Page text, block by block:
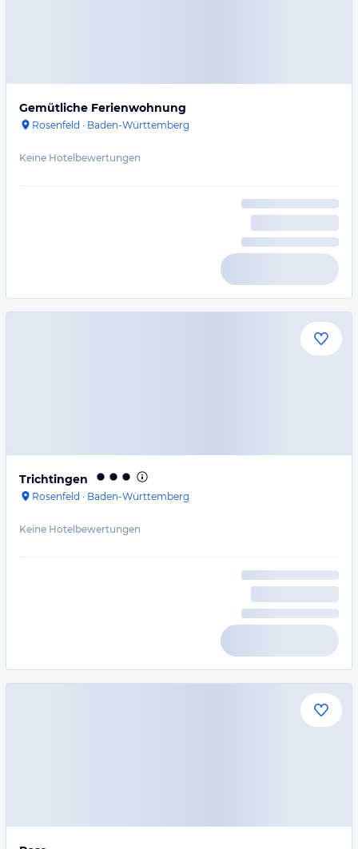
Gemütliche Ferienwohnung
Rosenfeld · Baden-Württemberg
Keine Hotelbewertungen
Trichtingen
Rosenfeld · Baden-Württemberg
Keine Hotelbewertungen